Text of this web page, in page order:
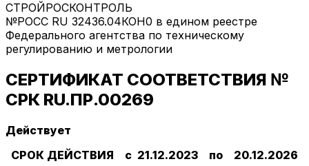
СТРОЙРОСКОНТРОЛЬ
№РОСС RU 32436.04КОН0 в едином реестре
Федерального агентства по техническому
регулированию и метрологии
СЕРТИФИКАТ СООТВЕТСТВИЯ №
СРК RU.ПР.00269
Действует
СРОК ДЕЙСТВИЯ с 21.12.2023 по 20.12.2026